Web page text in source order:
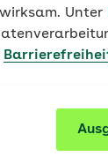
Unter
Maßnahmen